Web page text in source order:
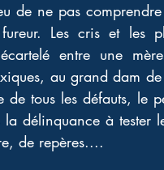
de ne pas
Les cris et les
entre une
au grand dam
de tous les défauts, le
délinquance à tester
de repères....